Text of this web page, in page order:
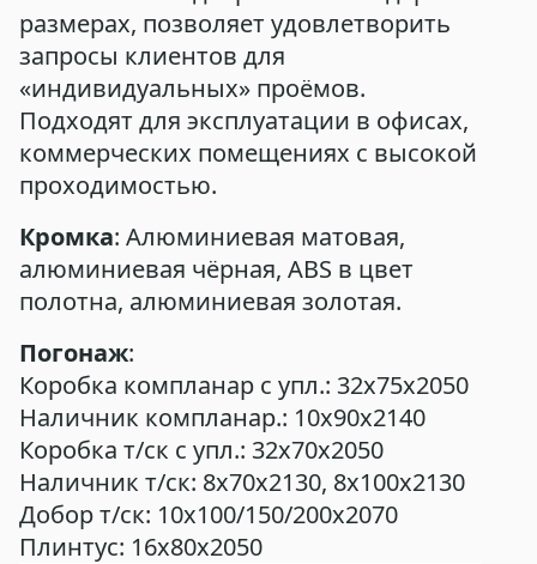
размерах, позволяет удовлетворить
запросы клиентов для
«индивидуальных» проёмов.
Подходят для эксплуатации в офисах,
коммерческих помещениях с высокой
проходимостью.
Кромка: Алюминиевая матовая,
алюминиевая чёрная, ABS в цвет
полотна, алюминиевая золотая.
Погонаж:
Коробка компланар с упл.: 32х75х2050
Наличник компланар.: 10х90х2140
Коробка т/ск с упл.: 32х70х2050
Наличник т/ск: 8х70х2130, 8х100х2130
Добор т/ск: 10х100/150/200х2070
Плинтус: 16х80х2050